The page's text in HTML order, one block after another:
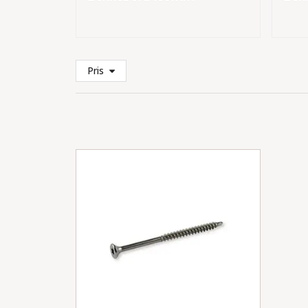
benkebord. Vær oppmerksom på at
og vi splitter ikke pakker. Vi tar
Utforsk vårt utvalg og kontakt oss for
Pris